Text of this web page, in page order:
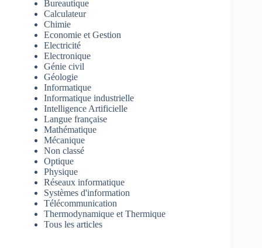
Bureautique
Calculateur
Chimie
Economie et Gestion
Electricité
Electronique
Génie civil
Géologie
Informatique
Informatique industrielle
Intelligence Artificielle
Langue française
Mathématique
Mécanique
Non classé
Optique
Physique
Réseaux informatique
Systèmes d'information
Télécommunication
Thermodynamique et Thermique
Tous les articles